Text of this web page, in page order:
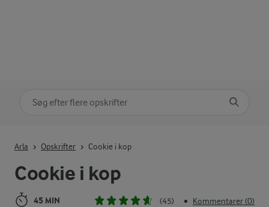
Cookie i kop
45 MIN (45) • Kommentarer (0)
Arla Opskrifter Cookie i kop
Søg på kategori